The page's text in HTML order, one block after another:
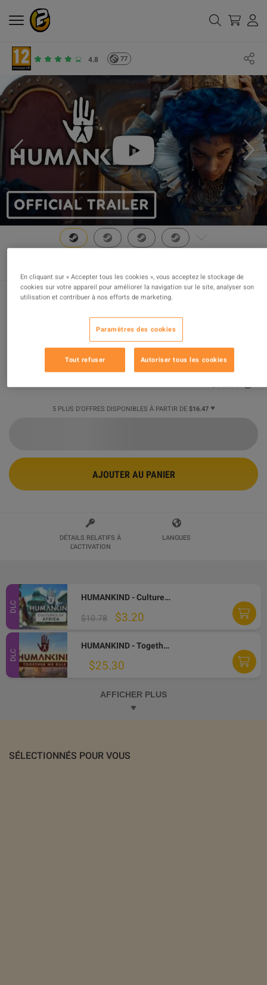
4.8 77
HUMANKIND Steam CD Key
des évaluations 8075 sont excellentes
$16.47 -77%
5 PLUS D'OFFRES DISPONIBLES À PARTIR DE $16.47
AJOUTER AU PANIER
DÉTAILS RELATIFS À
L'ACTIVATION
LANGUES
DLC
HUMANKIND - Cultures of Africa DLC Steam CD Key
$10.78 $3.20
DLC
HUMANKIND - Together We Rule Expansion Pack DLC Steam Altergift
$25.30
AFFICHER PLUS
SÉLECTIONNÉS POUR VOUS
En cliquant sur « Accepter tous les cookies », vous acceptez le stockage de
cookies sur votre appareil pour améliorer la navigation sur le site, analyser son
utilisation et contribuer à nos efforts de marketing.
Paramètres des cookies
Tout refuser Autoriser tous les cookies